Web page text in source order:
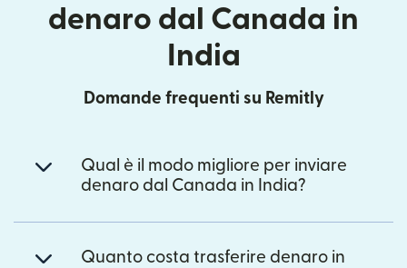
denaro dal Canada in
India
Domande frequenti su Remitly
Qual è il modo migliore per inviare
denaro dal Canada in India?
Quanto costa trasferire denaro in